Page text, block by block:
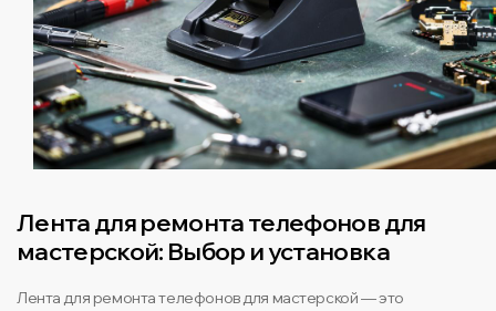
Лента для ремонта телефонов для
мастерской: Выбор и установка
Лента для ремонта телефонов для мастерской — это